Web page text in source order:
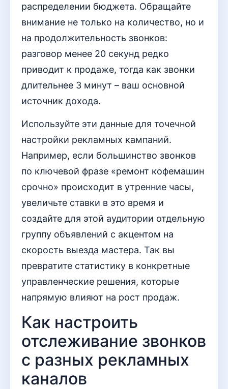
распределении бюджета. Обращайте
внимание не только на количество, но и
на продолжительность звонков:
разговор менее 20 секунд редко
приводит к продаже, тогда как звонки
длительнее 3 минут – ваш основной
источник дохода.
Используйте эти данные для точечной
настройки рекламных кампаний.
Например, если большинство звонков
по ключевой фразе «ремонт кофемашин
срочно» происходит в утренние часы,
увеличьте ставки в это время и
создайте для этой аудитории отдельную
группу объявлений с акцентом на
скорость выезда мастера. Так вы
превратите статистику в конкретные
управленческие решения, которые
напрямую влияют на рост продаж.
Как настроить
отслеживание звонков
с разных рекламных
каналов